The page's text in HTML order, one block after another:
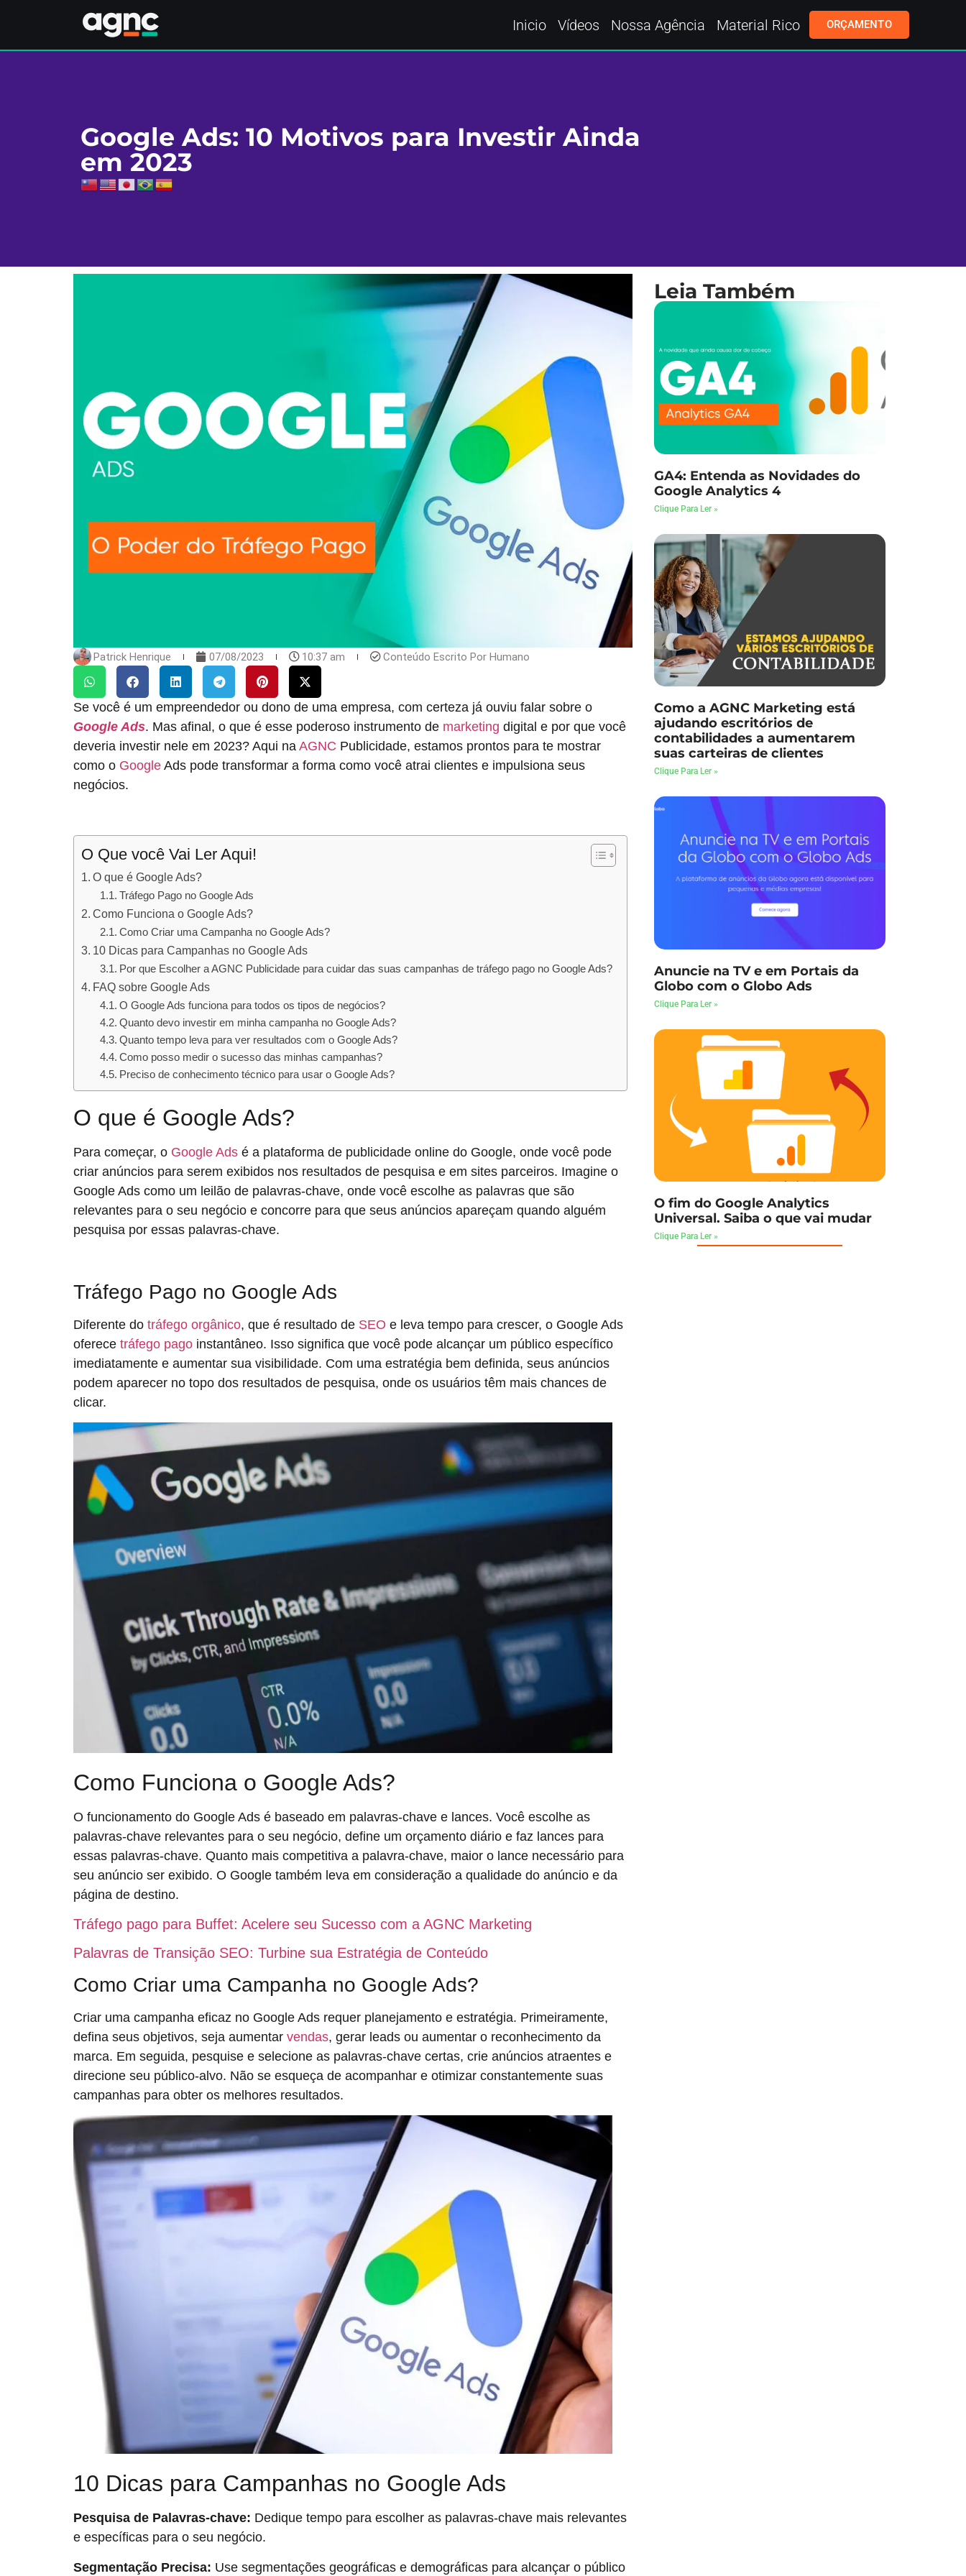
Inicio Vídeos Nossa Agência Material Rico ORÇAMENTO
Google Ads: 10 Motivos para Investir Ainda
em 2023
Patrick Henrique 07/08/2023 10:37 am Conteúdo Escrito Por Humano
Se você é um empreendedor ou dono de uma empresa, com certeza já ouviu falar sobre o
Google Ads. Mas afinal, o que é esse poderoso instrumento de marketing digital e por que você
deveria investir nele em 2023? Aqui na AGNC Publicidade, estamos prontos para te mostrar
como o Google Ads pode transformar a forma como você atrai clientes e impulsiona seus
negócios.
O Que você Vai Ler Aqui!
O que é Google Ads?
Tráfego Pago no Google Ads
Como Funciona o Google Ads?
Como Criar uma Campanha no Google Ads?
10 Dicas para Campanhas no Google Ads
Por que Escolher a AGNC Publicidade para cuidar das suas campanhas de tráfego pago no Google Ads?
FAQ sobre Google Ads
O Google Ads funciona para todos os tipos de negócios?
Quanto devo investir em minha campanha no Google Ads?
Quanto tempo leva para ver resultados com o Google Ads?
Como posso medir o sucesso das minhas campanhas?
Preciso de conhecimento técnico para usar o Google Ads?
O que é Google Ads?
Para começar, o Google Ads é a plataforma de publicidade online do Google, onde você pode
criar anúncios para serem exibidos nos resultados de pesquisa e em sites parceiros. Imagine o
Google Ads como um leilão de palavras-chave, onde você escolhe as palavras que são
relevantes para o seu negócio e concorre para que seus anúncios apareçam quando alguém
pesquisa por essas palavras-chave.
Tráfego Pago no Google Ads
Diferente do tráfego orgânico, que é resultado de SEO e leva tempo para crescer, o Google Ads
oferece tráfego pago instantâneo. Isso significa que você pode alcançar um público específico
imediatamente e aumentar sua visibilidade. Com uma estratégia bem definida, seus anúncios
podem aparecer no topo dos resultados de pesquisa, onde os usuários têm mais chances de
clicar.
Como Funciona o Google Ads?
O funcionamento do Google Ads é baseado em palavras-chave e lances. Você escolhe as
palavras-chave relevantes para o seu negócio, define um orçamento diário e faz lances para
essas palavras-chave. Quanto mais competitiva a palavra-chave, maior o lance necessário para
seu anúncio ser exibido. O Google também leva em consideração a qualidade do anúncio e da
página de destino.
Tráfego pago para Buffet: Acelere seu Sucesso com a AGNC Marketing
Palavras de Transição SEO: Turbine sua Estratégia de Conteúdo
Como Criar uma Campanha no Google Ads?
Criar uma campanha eficaz no Google Ads requer planejamento e estratégia. Primeiramente,
defina seus objetivos, seja aumentar vendas, gerar leads ou aumentar o reconhecimento da
marca. Em seguida, pesquise e selecione as palavras-chave certas, crie anúncios atraentes e
direcione seu público-alvo. Não se esqueça de acompanhar e otimizar constantemente suas
campanhas para obter os melhores resultados.
10 Dicas para Campanhas no Google Ads
Pesquisa de Palavras-chave: Dedique tempo para escolher as palavras-chave mais relevantes
e específicas para o seu negócio.
Segmentação Precisa: Use segmentações geográficas e demográficas para alcançar o público
GA4: Entenda as Novidades do
Google Analytics 4
Clique Para Ler »
Como a AGNC Marketing está
ajudando escritórios de
contabilidades a aumentarem
suas carteiras de clientes
Clique Para Ler »
Anuncie na TV e em Portais da
Globo com o Globo Ads
Clique Para Ler »
O fim do Google Analytics
Universal. Saiba o que vai mudar
Clique Para Ler »
Leia Também